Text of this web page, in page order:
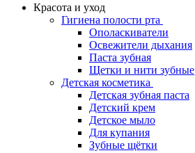
Красота и уход
Гигиена полости рта
Ополаскиватели
Освежители дыхания
Паста зубная
Щетки и нити зубные
Детская косметика
Детская зубная паста
Детский крем
Детское мыло
Для купания
Зубные щётки